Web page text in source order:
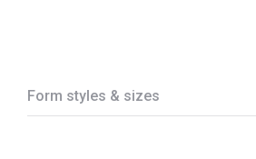
Form styles & sizes